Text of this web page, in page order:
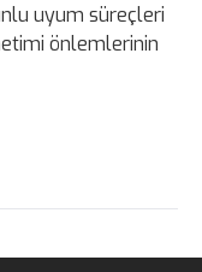
uyum süreçleri
önlemlerinin